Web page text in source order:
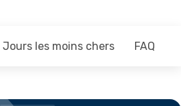
Jours les moins chers FAQ